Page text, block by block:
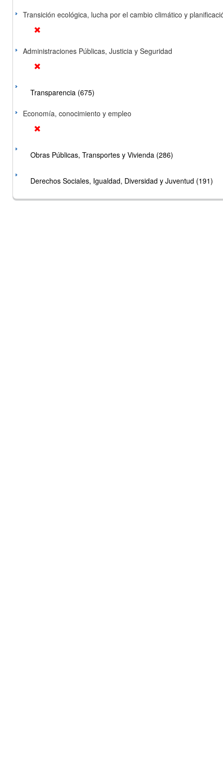
Transición ecológica, lucha por el cambio climático y
Administraciones Públicas, Justicia y Seguridad
Transparencia (675)
Economía, conocimiento y empleo
Obras Públicas, Transportes y Vivienda (286)
Derechos Sociales, Igualdad, Diversidad y Juventud (191)